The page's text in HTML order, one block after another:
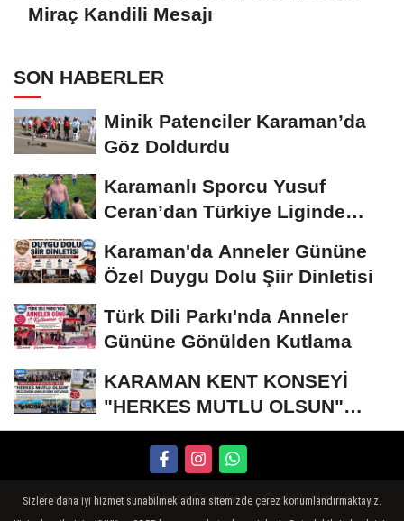
Miraç Kandili Mesajı
SON HABERLER
Minik Patenciler Karaman’da
Göz Doldurdu
Karamanlı Sporcu Yusuf
Ceran’dan Türkiye Liginde
Karaman'da Anneler Gününe
Özel Duygu Dolu Şiir Dinletisi
Türk Dili Parkı'nda Anneler
Gününe Gönülden Kutlama
KARAMAN KENT KONSEYİ
"HERKES MUTLU OLSUN"
MECLİSİNDEN ANNELER
GÜNÜNE...
Künye İletişim Çerez Politikası Gizlilik İlkeleri
Sizlere daha iyi hizmet sunabilmek adına sitemizde çerez konumlandırmaktayız.